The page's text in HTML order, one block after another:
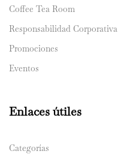
Coffee Tea Room
Responsabilidad Corporativa
Promociones
Eventos
Enlaces útiles
Categorías